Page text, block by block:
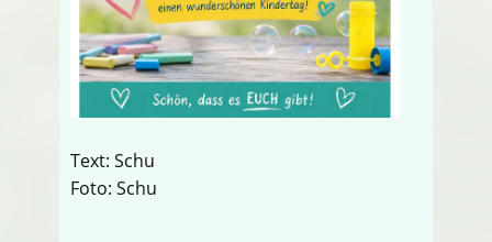
Text: Schu
Foto: Schu